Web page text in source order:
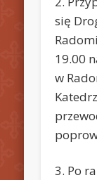
się
19.00
w
3. Po